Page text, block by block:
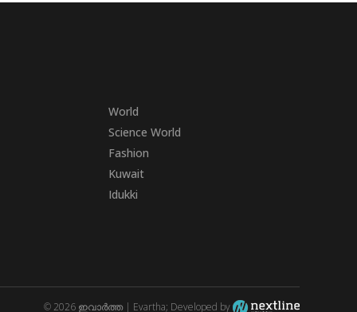
World
Science World
Fashion
Kuwait
Idukki
© 2026 ഇവാർത്ത | Evartha; Developed by